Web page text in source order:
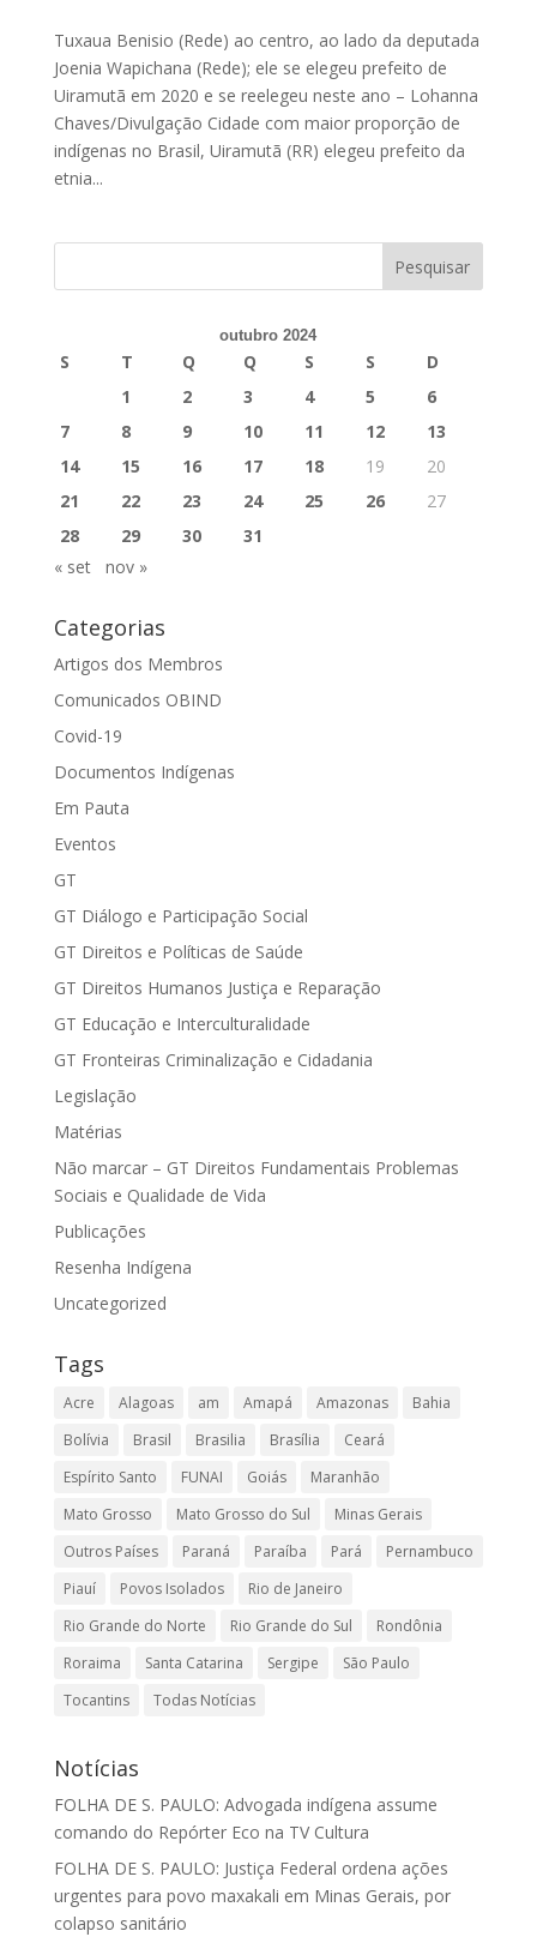
Tuxaua Benisio (Rede) ao centro, ao lado da deputada
Joenia Wapichana (Rede); ele se elegeu prefeito de
Uiramutã em 2020 e se reelegeu neste ano – Lohanna
Chaves/Divulgação Cidade com maior proporção de
indígenas no Brasil, Uiramutã (RR) elegeu prefeito da
etnia...
outubro 2024
S T Q Q S S
D
1
2 3 4 5
6
7
8 9 10 11 12
13
14
15 16 17 18 19
20
21
22 23 24 25 26
27
28
29 30
31
« set
nov »
Categorias
Artigos dos Membros
Comunicados OBIND
Covid-19
Documentos Indígenas
Em Pauta
Eventos
GT
GT Diálogo e Participação Social
GT Direitos e Políticas de Saúde
GT Direitos Humanos Justiça e Reparação
GT Educação e Interculturalidade
GT Fronteiras Criminalização e Cidadania
Legislação
Matérias
Não marcar – GT Direitos Fundamentais Problemas
Sociais e Qualidade de Vida
Publicações
Resenha Indígena
Uncategorized
Tags
Acre Alagoas am Amapá Amazonas
Bahia
Bolívia
Brasil Brasilia Brasília
Ceará
Espírito Santo
FUNAI Goiás
Maranhão
Mato Grosso
Mato Grosso do Sul
Minas Gerais
Outros Países
Paraná Paraíba Pará
Pernambuco
Piauí
Povos Isolados
Rio de Janeiro
Rio Grande do Norte
Rio Grande do Sul
Rondônia
Roraima
Santa Catarina Sergipe
São Paulo
Tocantins
Todas Notícias
Notícias
FOLHA DE S. PAULO: Advogada indígena assume
comando do Repórter Eco na TV Cultura
FOLHA DE S. PAULO: Justiça Federal ordena ações
urgentes para povo maxakali em Minas Gerais, por
colapso sanitário